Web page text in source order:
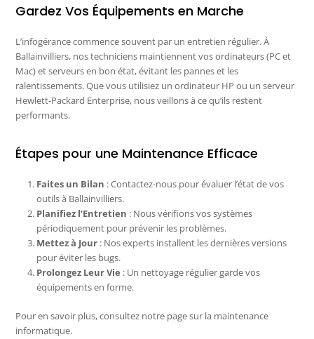
Gardez Vos Équipements en Marche
L’infogérance commence souvent par un entretien régulier. À
Ballainvilliers, nos techniciens maintiennent vos ordinateurs (PC et
Mac) et serveurs en bon état, évitant les pannes et les
ralentissements. Que vous utilisiez un ordinateur HP ou un serveur
Hewlett-Packard Enterprise, nous veillons à ce qu’ils restent
performants.
Étapes pour une Maintenance Efficace
Faites un Bilan : Contactez-nous pour évaluer l’état de vos
outils à Ballainvilliers.
Planifiez l’Entretien : Nous vérifions vos systèmes
périodiquement pour prévenir les problèmes.
Mettez à Jour : Nos experts installent les dernières versions
pour éviter les bugs.
Prolongez Leur Vie : Un nettoyage régulier garde vos
équipements en forme.
Pour en savoir plus, consultez notre page sur la maintenance
informatique.